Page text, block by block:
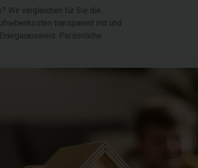
Wir vergleichen für Sie die
transparent mit und
Persönliche